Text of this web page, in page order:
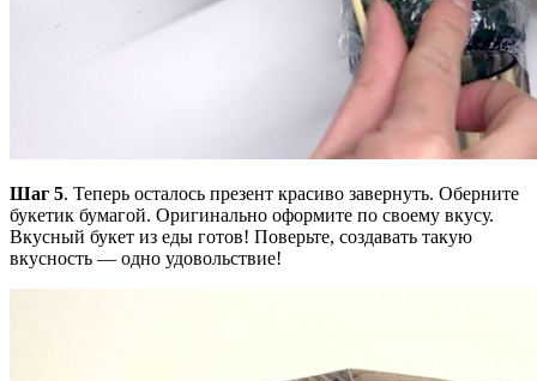
Шаг 5. Теперь осталось презент красиво завернуть. Оберните
букетик бумагой. Оригинально оформите по своему вкусу.
Вкусный букет из еды готов! Поверьте, создавать такую
вкусность — одно удовольствие!